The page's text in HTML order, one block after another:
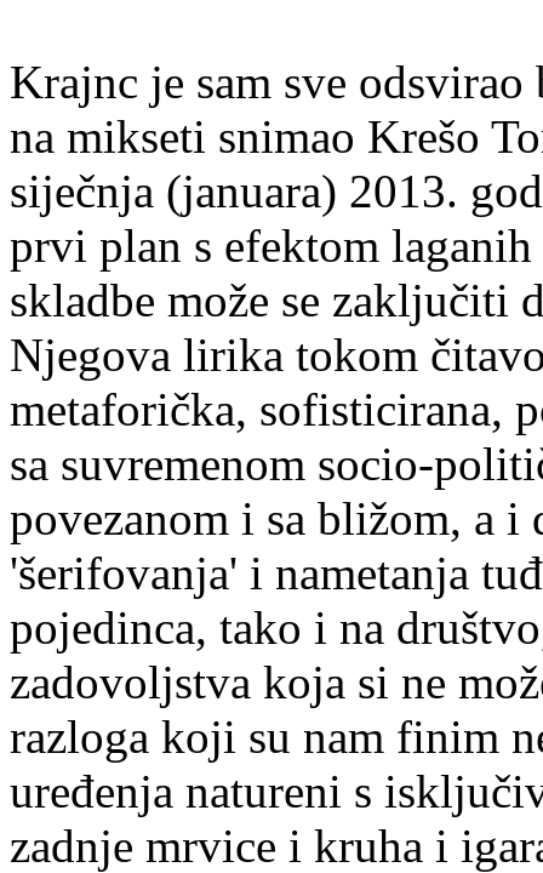
Krajnc je sam sve
na mikseti snimao Krešo
siječnja (januara) 2013.
prvi plan s efektom
skladbe može se zaključiti
Njegova lirika tokom
metaforička, sofisticirana,
sa suvremenom socio-
povezanom i sa bližom, a
'šerifovanja' i nametanja
pojedinca, tako i na
zadovoljstva koja si ne
razloga koji su nam finim
uređenja natureni s
zadnje mrvice i kruha i